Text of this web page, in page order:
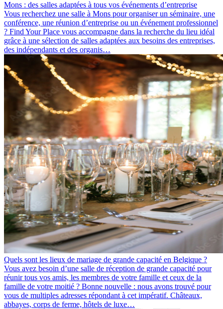
Mons : des salles adaptées à tous vos événements d’entreprise
Vous recherchez une salle à Mons pour organiser un séminaire, une
conférence, une réunion d’entreprise ou un événement professionnel
? Find Your Place vous accompagne dans la recherche du lieu idéal
grâce à une sélection de salles adaptées aux besoins des entreprises,
des indépendants et des organis…
Quels sont les lieux de mariage de grande capacité en Belgique ?
Vous avez besoin d’une salle de réception de grande capacité pour
réunir tous vos amis, les membres de votre famille et ceux de la
famille de votre moitié ? Bonne nouvelle : nous avons trouvé pour
vous de multiples adresses répondant à cet impératif. Châteaux,
abbayes, corps de ferme, hôtels de luxe…